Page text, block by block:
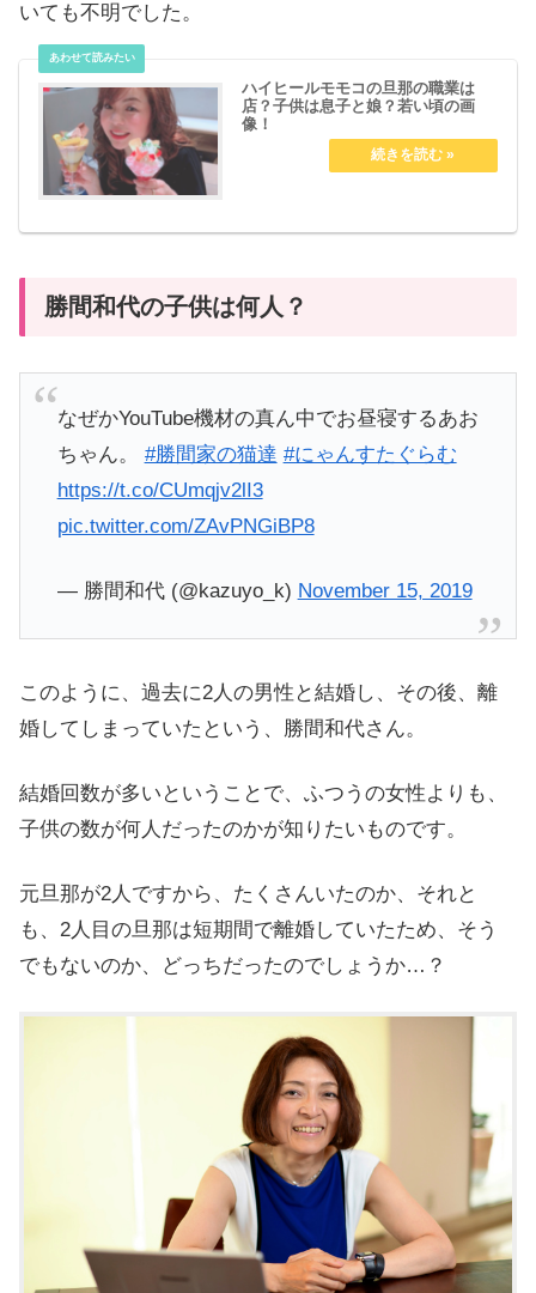
いても不明でした。
ハイヒールモモコの旦那の職業は
店？子供は息子と娘？若い頃の画
像！
勝間和代の子供は何人？
なぜかYouTube機材の真ん中でお昼寝するあお
ちゃん。 #勝間家の猫達 #にゃんすたぐらむ
https://t.co/CUmqjv2lI3
pic.twitter.com/ZAvPNGiBP8
— 勝間和代 (@kazuyo_k) November 15, 2019
このように、過去に2人の男性と結婚し、その後、離
婚してしまっていたという、勝間和代さん。
結婚回数が多いということで、ふつうの女性よりも、
子供の数が何人だったのかが知りたいものです。
元旦那が2人ですから、たくさんいたのか、それと
も、2人目の旦那は短期間で離婚していたため、そう
でもないのか、どっちだったのでしょうか…？